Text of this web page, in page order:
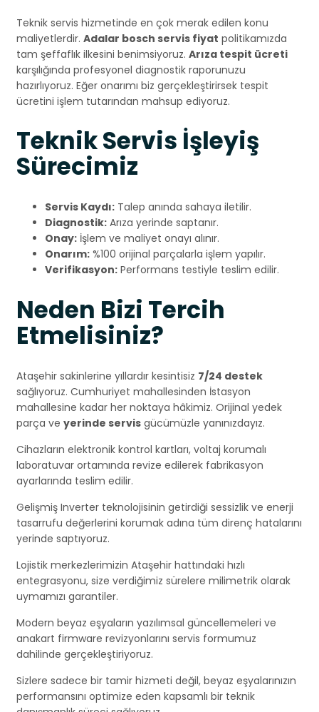
Teknik servis hizmetinde en çok merak edilen konu
maliyetlerdir. Adalar bosch servis fiyat politikamızda
tam şeffaflık ilkesini benimsiyoruz. Arıza tespit ücreti
karşılığında profesyonel diagnostik raporunuzu
hazırlıyoruz. Eğer onarımı biz gerçekleştirirsek tespit
ücretini işlem tutarından mahsup ediyoruz.
Teknik Servis İşleyiş
Sürecimiz
Servis Kaydı: Talep anında sahaya iletilir.
Diagnostik: Arıza yerinde saptanır.
Onay: İşlem ve maliyet onayı alınır.
Onarım: %100 orijinal parçalarla işlem yapılır.
Verifikasyon: Performans testiyle teslim edilir.
Neden Bizi Tercih
Etmelisiniz?
Ataşehir sakinlerine yıllardır kesintisiz 7/24 destek
sağlıyoruz. Cumhuriyet mahallesinden İstasyon
mahallesine kadar her noktaya hâkimiz. Orijinal yedek
parça ve yerinde servis gücümüzle yanınızdayız.
Cihazların elektronik kontrol kartları, voltaj korumalı
laboratuvar ortamında revize edilerek fabrikasyon
ayarlarında teslim edilir.
Gelişmiş Inverter teknolojisinin getirdiği sessizlik ve enerji
tasarrufu değerlerini korumak adına tüm direnç hatalarını
yerinde saptıyoruz.
Lojistik merkezlerimizin Ataşehir hattındaki hızlı
entegrasyonu, size verdiğimiz sürelere milimetrik olarak
uymamızı garantiler.
Modern beyaz eşyaların yazılımsal güncellemeleri ve
anakart firmware revizyonlarını servis formumuz
dahilinde gerçekleştiriyoruz.
Sizlere sadece bir tamir hizmeti değil, beyaz eşyalarınızın
performansını optimize eden kapsamlı bir teknik